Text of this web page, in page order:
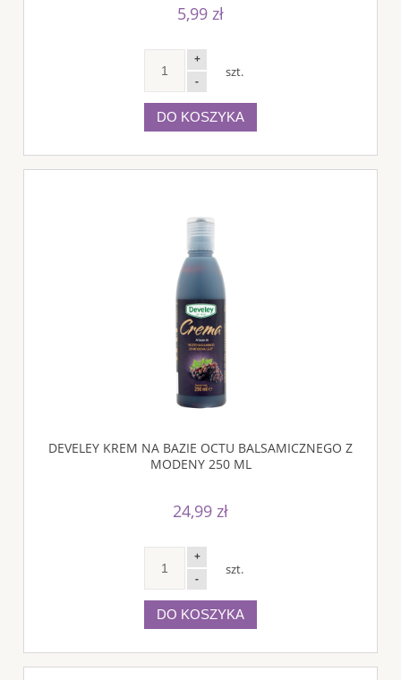
5,99 zł
+
-
szt.
DO KOSZYKA
DEVELEY KREM NA BAZIE OCTU BALSAMICZNEGO Z
MODENY 250 ML
24,99 zł
+
-
szt.
DO KOSZYKA